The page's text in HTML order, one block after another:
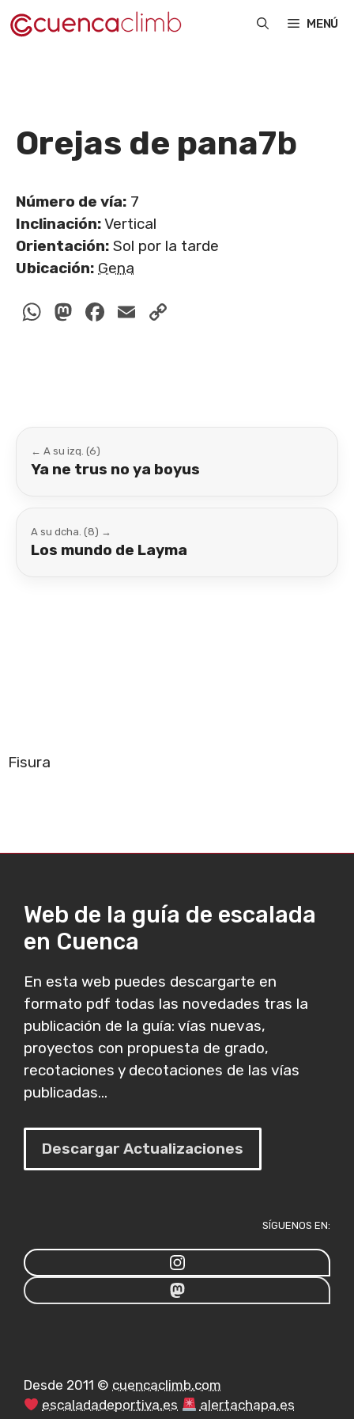
Saltar
al
MENÚ
Orejas de pana7b
Número de vía: 7
Inclinación:Vertical
Orientación: Sol por la tarde
Ubicación: Gena
WhatsApp
Mastodon
Facebook
Email
← A su izq. (6)
Ya ne trus no ya boyus
A su dcha. (8) →
Los mundo de Layma
Fisura
Web de la guía de escalada
en Cuenca
En esta web puedes descargarte en
formato pdf todas las novedades tras la
publicación de la guía: vías nuevas,
proyectos con propuesta de grado,
recotaciones y decotaciones de las vías
publicadas...
Descargar Actualizaciones
SÍGUENOS EN:
Desde 2011 © cuencaclimb.com
escaladadeportiva.es
alertachapa.es